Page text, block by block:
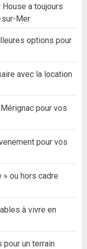
a toujours
sur-Mer
options pour
avec la location
pour vos
pour vos
ou hors cadre
à vivre en
pour un terrain